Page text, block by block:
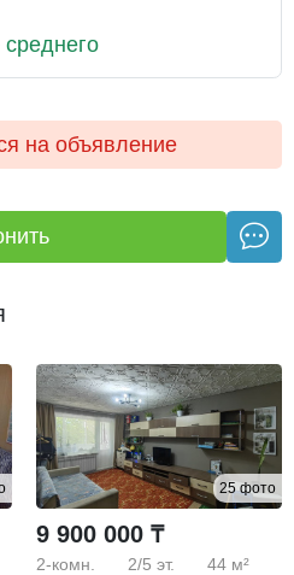
на объявление
25 фото
9 900 000 ₸
2-комн. 2/5 эт. 44 м²